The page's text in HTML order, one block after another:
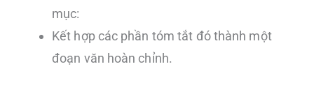
mục:
Kết hợp các phần tóm tắt đó thành một
đoạn văn hoàn chỉnh.